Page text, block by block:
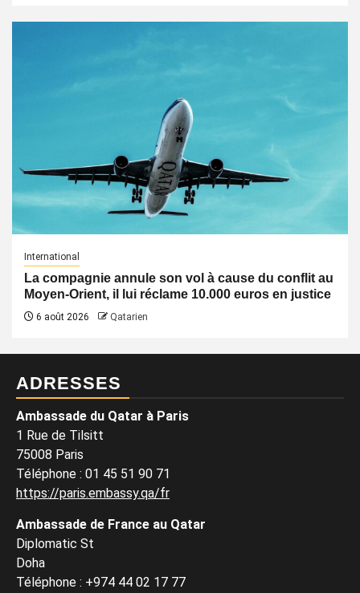
International
La compagnie annule son vol à cause du conflit au
Moyen-Orient, il lui réclame 10.000 euros en justice
6 août 2026 Qatarien
ADRESSES
Ambassade du Qatar à Paris
1 Rue de Tilsitt
75008 Paris
Téléphone : 01 45 51 90 71
https://paris.embassy.qa/fr
Ambassade de France au Qatar
Diplomatic St
Doha
Téléphone : +974 44 02 17 77